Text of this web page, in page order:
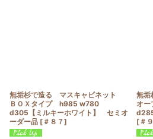
無垢杉で造る マスキャビネット
ＢＯＸタイプ h985 w780
d305【ミルキーホワイト】 セミオ
ーダー品 [ ＃８７]
無
オ
[ ＃